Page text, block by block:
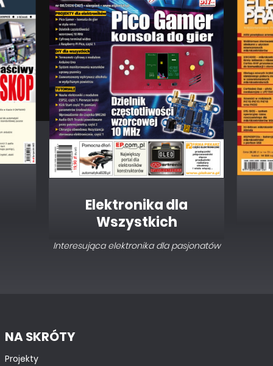
Elektronika dla
Wszystkich
Interesująca elektronika dla pasjonatów
NA SKRÓTY
Projekty